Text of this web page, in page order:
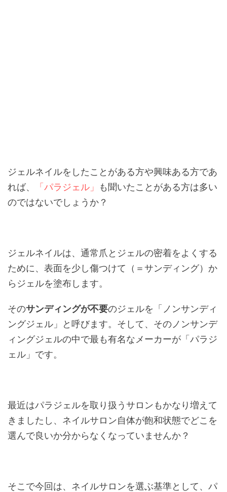
ジェルネイルをしたことがある方や興味ある方であ
れば、
「パラジェル」
も聞いたことがある方は多い
のではないでしょうか？
ジェルネイルは、通常爪とジェルの密着をよくする
ために、表面を少し傷つけて（＝サンディング）か
らジェルを塗布します。
そのサンディングが不要のジェルを「ノンサンディ
ングジェル」と呼びます。そして、そのノンサンデ
ィングジェルの中で最も有名なメーカーが「パラジ
ェル」です。
最近はパラジェルを取り扱うサロンもかなり増えて
きましたし、ネイルサロン自体が飽和状態でどこを
選んで良いか分からなくなっていませんか？
そこで今回は、ネイルサロンを選ぶ基準として、パ